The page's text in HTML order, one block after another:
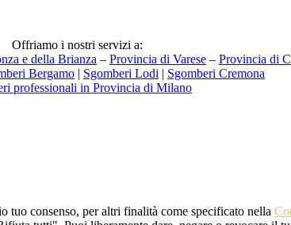
Offriamo i nostri servizi a:
e della Brianza – Provincia di Varese – Provincia di
Bergamo | Sgomberi Lodi | Sgomberi Cremona
professionali in Provincia di Milano
tuo consenso, per altri finalità come specificato nella